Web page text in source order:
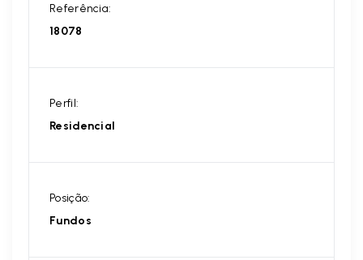
Referência:
18078
Perfil:
Residencial
Posição:
Fundos